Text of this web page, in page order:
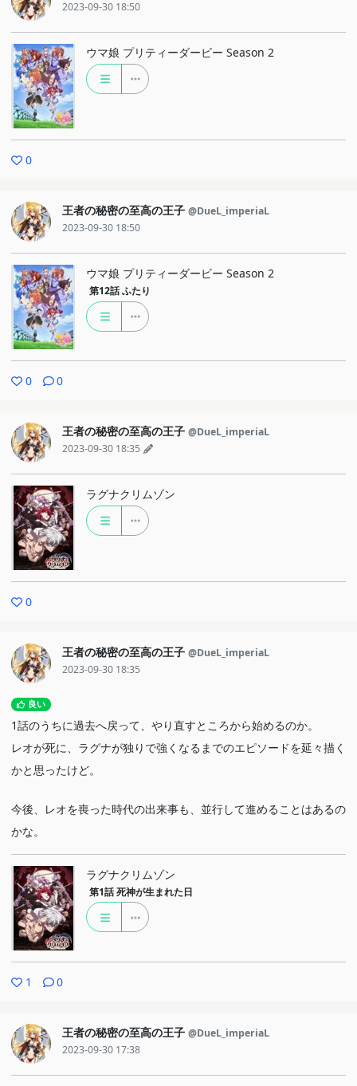
2023-09-30 18:50
ウマ娘 プリティーダービー Season 2
0
王者の秘密の至高の王子 @DueL_imperiaL
2023-09-30 18:50
ウマ娘 プリティーダービー Season 2
第12話 ふたり
0 0
王者の秘密の至高の王子 @DueL_imperiaL
2023-09-30 18:35
ラグナクリムゾン
0
王者の秘密の至高の王子 @DueL_imperiaL
2023-09-30 18:35
良い
1話のうちに過去へ戻って、やり直すところから始めるのか。
レオが死に、ラグナが独りで強くなるまでのエピソードを延々描く
かと思ったけど。
今後、レオを喪った時代の出来事も、並行して進めることはあるの
かな。
ラグナクリムゾン
第1話 死神が生まれた日
1 0
王者の秘密の至高の王子 @DueL_imperiaL
2023-09-30 17:38